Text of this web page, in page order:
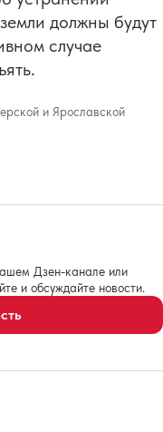
должны будут
случае
и Ярославской
Дзен-канале или
и обсуждайте новости.